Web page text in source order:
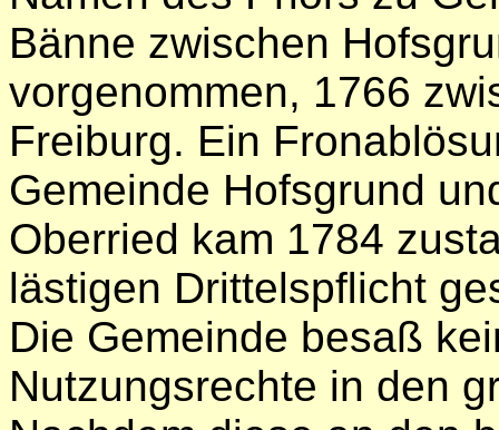
Bänne zwischen
vorgenommen, 1766
Freiburg. Ein
Gemeinde Hofsgrund
Oberried kam 1784
lästigen Drittelspﬂicht
Die Gemeinde besaß
Nutzungsrechte in den